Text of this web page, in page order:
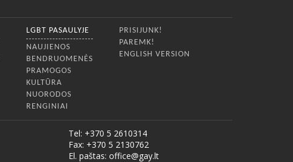
LGBT PASAULYJE
NAUJIENOS
BENDRUOMENĖS
PRAMOGOS
KULTŪRA
NUORODOS
RENGINIAI
PRISIJUNK!
PAREMK!
ENGLISH VERSION
Tel: +370 5 2610314
Fax: +370 5 2130762
El. paštas: office@gay.lt